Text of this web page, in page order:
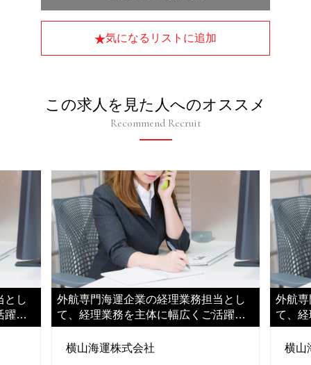
気になるリストに追加
この求人を見た人へのオススメ
Recommend Recruit
とし
躍い
外航専門海運企業の経理業務担当とし
て、経理業務を主体に幅広くご活躍い
ただきます
横山海運株式会社
外航
て、
ただ
横山